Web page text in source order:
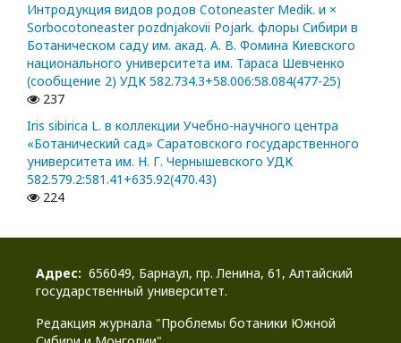
Интродукция видов родов Cotoneaster Medik. и ×
Sorbocotoneaster pozdnjakovii Pojark. флоры Сибири в
Ботаническом саду им. акад. А. В. Фомина Киевского
национального университета им. Тараса Шевченко
(сообщение 2) УДК 582.734.3+58.006:58.084(477-25)
237
Iris sibirica L. в коллекции Учебно-научного центра
«Ботанический сад» Саратовского государственного
университета им. Н. Г. Чернышевского УДК
582.579.2:581.41+635.92(470.43)
224
Адрес: 656049, Барнаул, пр. Ленина, 61, Алтайский
государственный университет.
Редакция журнала "Проблемы ботаники Южной